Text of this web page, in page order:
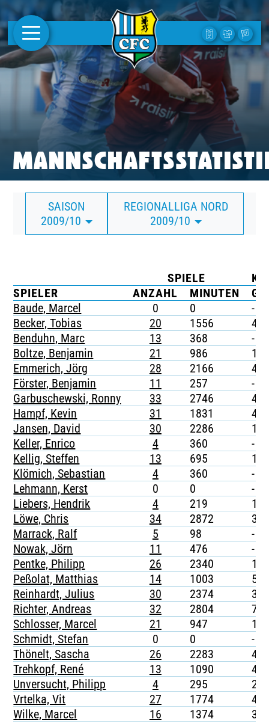
AKTUELLES
1. MANNSCHAFT
FRAUEN
CAMPUS
CLUB
CLUBMITGLIEDSCHAFT
BUSINESS
TICKETING
SAISON
2009/10
REGIONALLIGA NORD
2009/10
SPIELE
SPIELER
ANZAHL MINUTEN
G
Baude, Marcel
0 0
-
Becker, Tobias
20 1556
4
Benduhn, Marc
13 368
-
Boltze, Benjamin
21 986
1
Emmerich, Jörg
28 2166
4
Förster, Benjamin
11 257
-
Garbuschewski, Ronny
33 2746
4
Hampf, Kevin
31 1831
4
Jansen, David
30 2286
1
Keller, Enrico
4 360
-
Kellig, Steffen
13 695
1
Klömich, Sebastian
4 360
-
Lehmann, Kerst
0 0
-
Liebers, Hendrik
4 219
1
Löwe, Chris
34 2872
3
Marrack, Ralf
5 98
-
Nowak, Jörn
11 476
-
Pentke, Philipp
26 2340
1
Peßolat, Matthias
14 1003
5
Reinhardt, Julius
30 2374
3
Richter, Andreas
32 2804
7
Schlosser, Marcel
21 947
1
Schmidt, Stefan
0 0
-
Thönelt, Sascha
26 2283
4
Trehkopf, René
13 1090
4
Unversucht, Philipp
4 295
2
Vrtelka, Vit
27 1774
4
Wilke, Marcel
16 1374 3